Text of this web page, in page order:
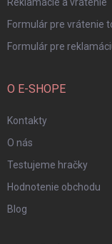
Reklamácie a vrátenie
Formulár pre vrátenie
Formulár pre
O E-SHOPE
Kontakty
O nás
Testujeme hračky
Hodnotenie obchodu
Blog